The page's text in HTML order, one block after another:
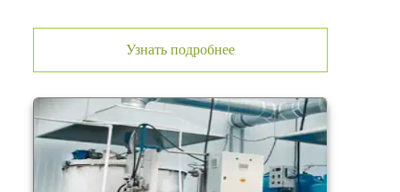
Узнать подробнее